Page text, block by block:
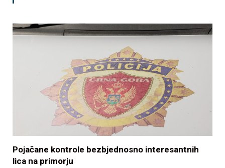
Pojačane kontrole bezbjednosno interesantnih
lica na primorju